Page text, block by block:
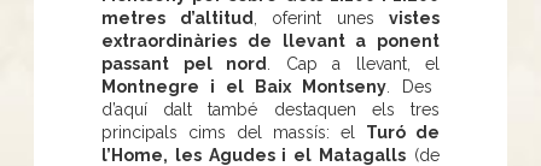
metres d’altitud
, oferint unes vistes
extraordinàries de llevant a ponent
passant pel nord
. Cap a llevant, el
Montnegre i el Baix Montseny . Des
d’aquí dalt també destaquen els tres
principals cims del massís: el Turó de
l’Home, les Agudes i el Matagalls (de